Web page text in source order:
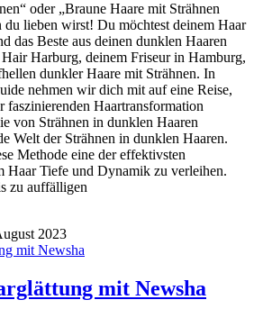
oder „Braune Haare mit Strähnen
du lieben wirst! Du möchtest deinem Haar
das Beste aus deinen dunklen Haaren
Harburg, deinem Friseur in Hamburg,
dunkler Haare mit Strähnen. In
nehmen wir dich mit auf eine Reise,
faszinierenden Haartransformation
von Strähnen in dunklen Haaren
Welt der Strähnen in dunklen Haaren.
Methode eine der effektivsten
Haar Tiefe und Dynamik zu verleihen.
zu auffälligen
2023
mit Newsha